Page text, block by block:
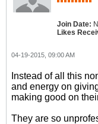
Join Date:
Likes
04-19-2015, 09:00 AM
Instead of all this
and energy on
making good on
They are so